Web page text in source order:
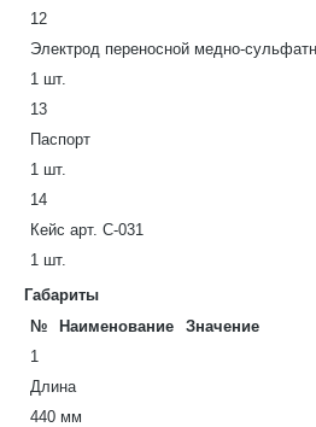
12
Электрод переносной медно-
1 шт.
13
Паспорт
1 шт.
14
Кейс арт. С-031
1 шт.
Габариты
№
Наименование
Значение
1
Длина
440 мм